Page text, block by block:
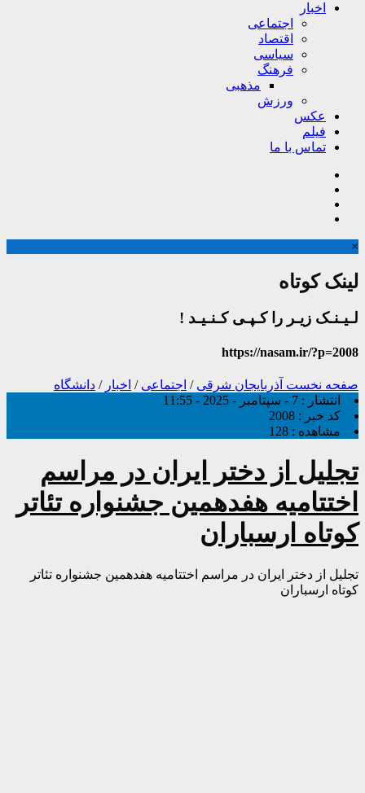
اخبار
اجتماعی
اقتصاد
سیاسی
فرهنگ
مذهبی
ورزش
عکس
فیلم
تماس با ما
×
لینک کوتاه
لـیـنـک زیـر را کـپـی کـنـیـد !
https://nasam.ir/?p=2008
صفحه نخست آذربایجان شرقی / اجتماعی / اخبار / دانشگاه
انتشار : 7 - سپتامبر - 2025 - 11:55
کد خبر : 2008
مشاهده : 128
تجلیل از دختر ایران در مراسم
اختتامیه هفدهمین جشنواره تئاتر
کوتاه ارسباران
تجلیل از دختر ایران در مراسم اختتامیه هفدهمین جشنواره تئاتر
کوتاه ارسباران